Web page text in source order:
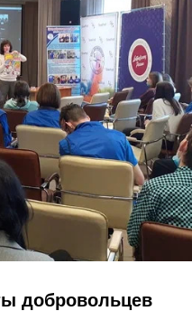
добровольцев